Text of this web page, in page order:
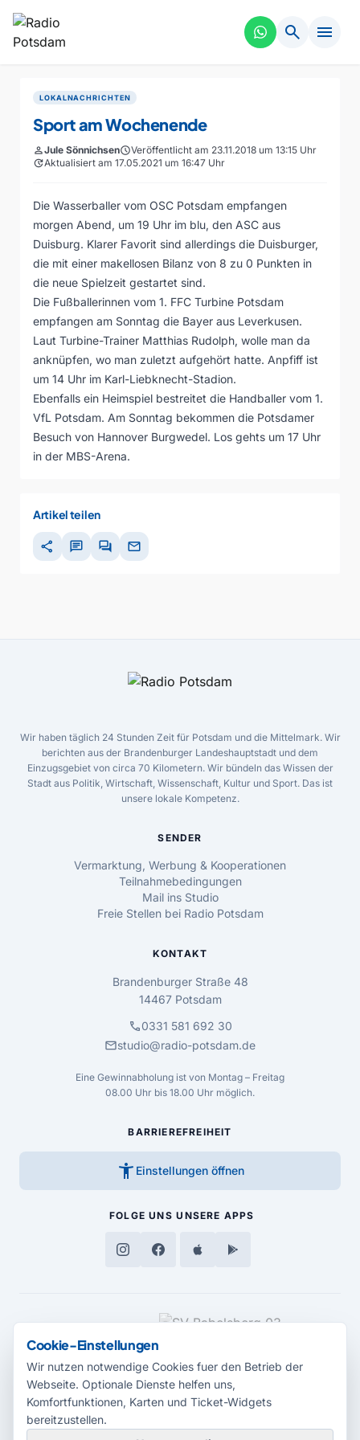
search menu
LOKALNACHRICHTEN
Sport am Wochenende
personJule SönnichsenscheduleVeröffentlicht am 23.11.2018 um 13:15 Uhr
updateAktualisiert am 17.05.2021 um 16:47 Uhr
Die Wasserballer vom OSC Potsdam empfangen
morgen Abend, um 19 Uhr im blu, den ASC aus
Duisburg. Klarer Favorit sind allerdings die Duisburger,
die mit einer makellosen Bilanz von 8 zu 0 Punkten in
die neue Spielzeit gestartet sind.
Die Fußballerinnen vom 1. FFC Turbine Potsdam
empfangen am Sonntag die Bayer aus Leverkusen.
Laut Turbine-Trainer Matthias Rudolph, wolle man da
anknüpfen, wo man zuletzt aufgehört hatte. Anpfiff ist
um 14 Uhr im Karl-Liebknecht-Stadion.
Ebenfalls ein Heimspiel bestreitet die Handballer vom 1.
VfL Potsdam. Am Sonntag bekommen die Potsdamer
Besuch von Hannover Burgwedel. Los gehts um 17 Uhr
in der MBS-Arena.
Artikel teilen
share chat forum mail
Wir haben täglich 24 Stunden Zeit für Potsdam und die Mittelmark. Wir
berichten aus der Brandenburger Landeshauptstadt und dem
Einzugsgebiet von circa 70 Kilometern. Wir bündeln das Wissen der
Stadt aus Politik, Wirtschaft, Wissenschaft, Kultur und Sport. Das ist
unsere lokale Kompetenz.
SENDER
Vermarktung, Werbung & Kooperationen
Teilnahmebedingungen
Mail ins Studio
Freie Stellen bei Radio Potsdam
KONTAKT
Brandenburger Straße 48
14467 Potsdam
call0331 581 692 30
mailstudio@radio-potsdam.de
Eine Gewinnabholung ist von Montag – Freitag
08.00 Uhr bis 18.00 Uhr möglich.
BARRIEREFREIHEIT
accessibility_new Einstellungen öffnen
FOLGE UNS UNSERE APPS
MEDIENPARTNER
Cookie-Einstellungen
Wir nutzen notwendige Cookies fuer den Betrieb der
Webseite. Optionale Dienste helfen uns,
Komfortfunktionen, Karten und Ticket-Widgets
bereitzustellen.